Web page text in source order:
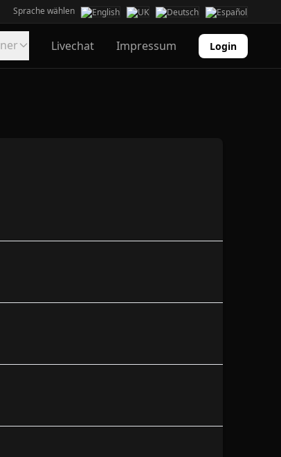
Sprache wählen
Livechat Impressum Login